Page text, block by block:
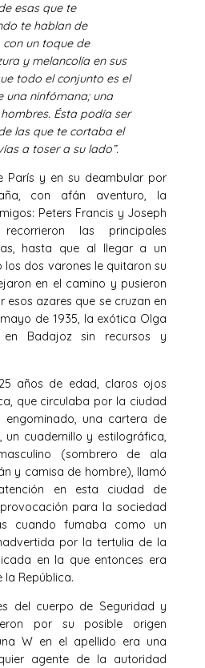
esas que te
te hablan de
un toque de
y melancolía en sus
todo el conjunto es el
una ninfómana; una
Ésta podía ser
las que te cortaba el
a toser a su lado”.
París y en su deambular por
con afán aventuro, la
Peters Francis y Joseph
las principales
hasta que al llegar a un
los dos varones le quitaron su
en el camino y pusieron
esos azares que se cruzan en
de 1935, la exótica Olga
en Badajoz sin recursos y
años de edad, claros ojos
que circulaba por la ciudad
una cartera de
un cuadernillo y estilográfica,
(sombrero de ala
y camisa de hombre), llamó
en esta ciudad de
para la sociedad
cuando fumaba como un
por la tertulia de la
en la que entonces era
la República.
del cuerpo de Seguridad y
por su posible origen
W en el apellido era una
agente de la autoridad